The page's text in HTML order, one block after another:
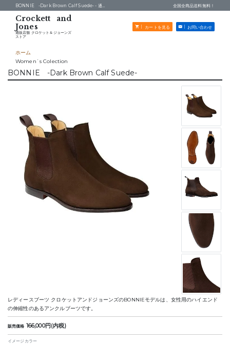
通販店舗 クロケット＆ジョーンズ
ストア
カートを見る お問い合わせ
BONNIE -Dark Brown Calf Suede- - 通販店舗 クロケット＆ジョーンズストア 全国全商品送料無料！
ホーム
Women`s Colection
BONNIE -Dark Brown Calf Suede-
レディースブーツ クロケットアンドジョーンズのBONNIEモデルは、女性用のハイエンド
の伸縮性のあるアンクルブーツです。
販売価格 166,000円(内税)
イメージカラー